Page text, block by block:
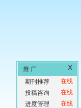
X
推 广
在线
期刊推荐
在线
投稿咨询
在线
进度管理